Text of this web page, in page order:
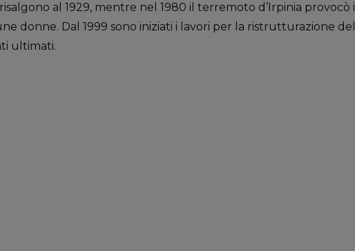
al 1929, mentre nel 1980 il terremoto d’Irpinia provocò il
donne. Dal 1999 sono iniziati i lavori per la ristrutturazione del
ultimati.